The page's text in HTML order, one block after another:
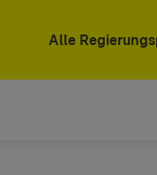
Alle